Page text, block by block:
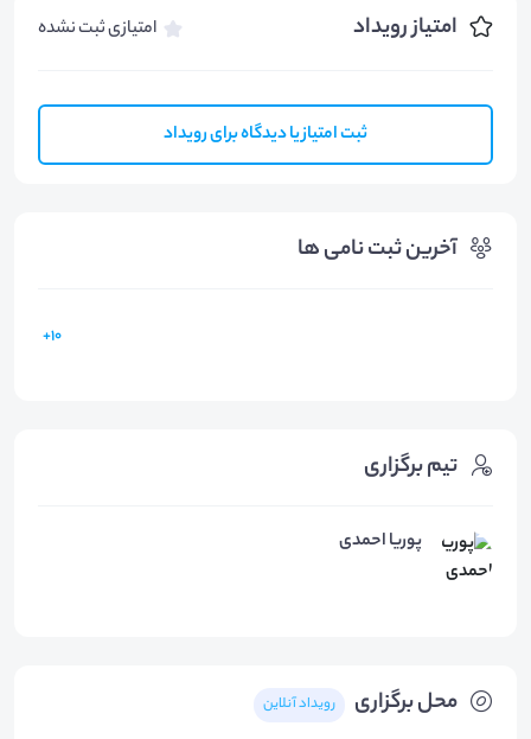
امتیاز رویداد امتیازی ثبت نشده
ثبت امتیاز یا دیدگاه برای رویداد
آخرین ثبت نامی ها
10+
محل برگزاری رویداد آنلاین
تیم برگزاری
پوریا احمدی